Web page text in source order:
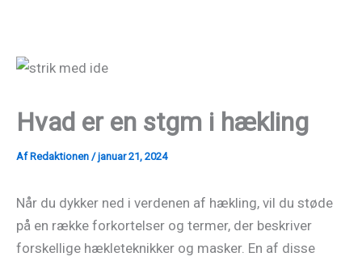
indholdet
Hvad er en stgm i hækling
AfRedaktionen /januar 21, 2024
Når du dykker ned i verdenen af hækling, vil du støde
på en række forkortelser og termer, der beskriver
forskellige hækleteknikker og masker. En af disse